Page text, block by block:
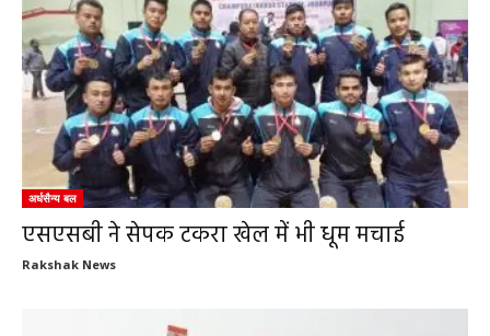
अर्धसैन्य बल
एसएसबी ने सेपक टकरा खेल में भी धूम मचाई
Rakshak News